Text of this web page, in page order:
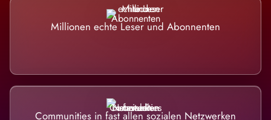
Millionen echte Leser und Abonnenten
Communities in fast allen sozialen Netzwerken